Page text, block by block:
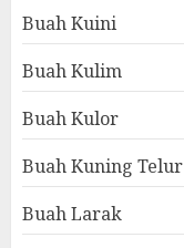
Buah Kuini
Buah Kulim
Buah Kulor
Buah Kuning Telur
Buah Larak